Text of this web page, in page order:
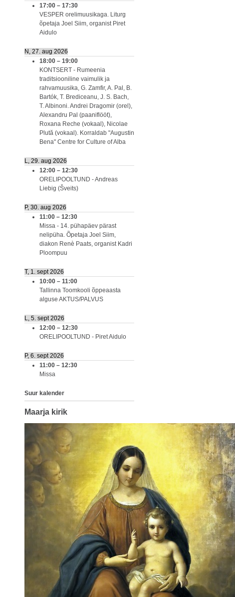
17:00 – 17:30
VESPER orelimuusikaga. Liturg
õpetaja Joel Siim, organist Piret
Aidulo
N, 27. aug 2026
18:00 – 19:00
KONTSERT - Rumeenia
traditsiooniline vaimulik ja
rahvamuusika, G. Zamfir, A. Pal, B.
Bartók, T. Brediceanu, J. S. Bach,
T. Albinoni. Andrei Dragomir (orel),
Alexandru Pal (paaniflööt),
Roxana Reche (vokaal), Nicolae
Plută (vokaal). Korraldab "Augustin
Bena" Centre for Culture of Alba
L, 29. aug 2026
12:00 – 12:30
ORELIPOOLTUND - Andreas
Liebig (Šveits)
P, 30. aug 2026
11:00 – 12:30
Missa - 14. pühapäev pärast
nelipüha. Õpetaja Joel Siim,
diakon Renè Paats, organist Kadri
Ploompuu
T, 1. sept 2026
10:00 – 11:00
Tallinna Toomkooli õppeaasta
alguse AKTUS/PALVUS
L, 5. sept 2026
12:00 – 12:30
ORELIPOOLTUND - Piret Aidulo
P, 6. sept 2026
11:00 – 12:30
Missa
Suur kalender
Maarja kirik